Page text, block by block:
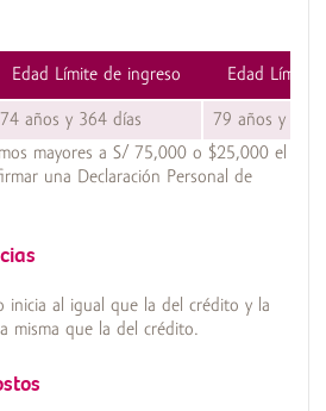
Edad Límite de ingreso Edad Límite
74 años y 364 días
79 años y 364
mayores a S/ 75,000 o $25,000 el
una Declaración Personal de
inicia al igual que la del crédito y la
misma que la del crédito.